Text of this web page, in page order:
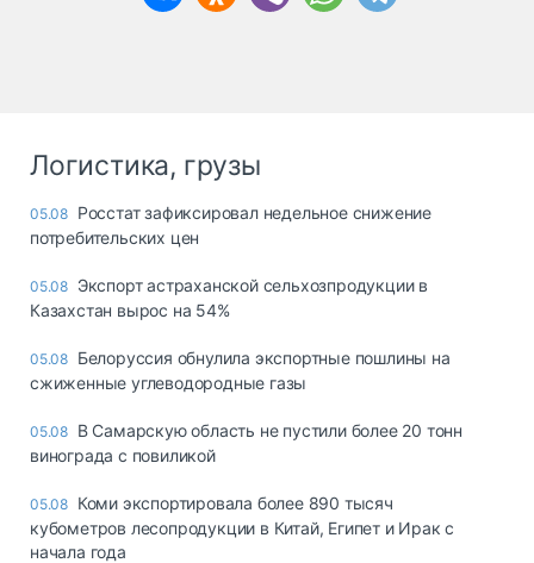
Логистика, грузы
05.08 Росстат зафиксировал недельное снижение
потребительских цен
05.08 Экспорт астраханской сельхозпродукции в
Казахстан вырос на 54%
05.08 Белоруссия обнулила экспортные пошлины на
сжиженные углеводородные газы
05.08 В Самарскую область не пустили более 20 тонн
винограда с повиликой
05.08 Коми экспортировала более 890 тысяч
кубометров лесопродукции в Китай, Египет и Ирак с
начала года